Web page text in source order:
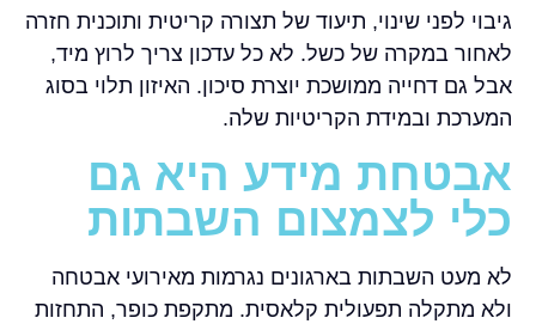
גיבוי לפני שינוי, תיעוד של תצורה קריטית ותוכנית חזרה
לאחור במקרה של כשל. לא כל עדכון צריך לרוץ מיד,
אבל גם דחייה ממושכת יוצרת סיכון. האיזון תלוי בסוג
המערכת ובמידת הקריטיות שלה.
אבטחת מידע היא גם
כלי לצמצום השבתות
לא מעט השבתות בארגונים נגרמות מאירועי אבטחה
ולא מתקלה תפעולית קלאסית. מתקפת כופר, התחזות